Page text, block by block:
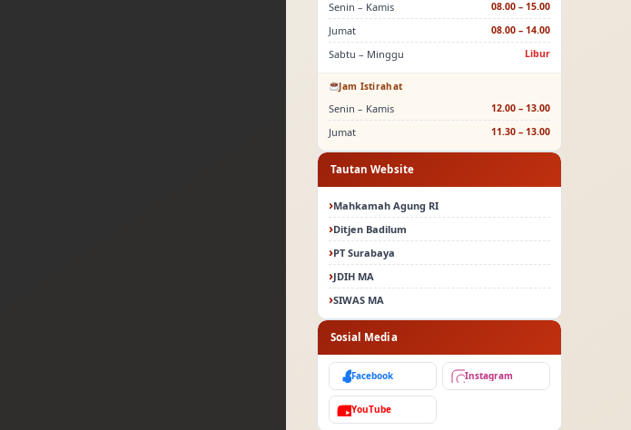
Senin – Kamis 08.00 – 15.00
Jumat 08.00 – 14.00
Sabtu – Minggu Libur
Jam Istirahat
Senin – Kamis 12.00 – 13.00
Jumat 11.30 – 13.00
Tautan Website
Mahkamah Agung RI
Ditjen Badilum
PT Surabaya
JDIH MA
SIWAS MA
Sosial Media
Facebook Instagram
YouTube